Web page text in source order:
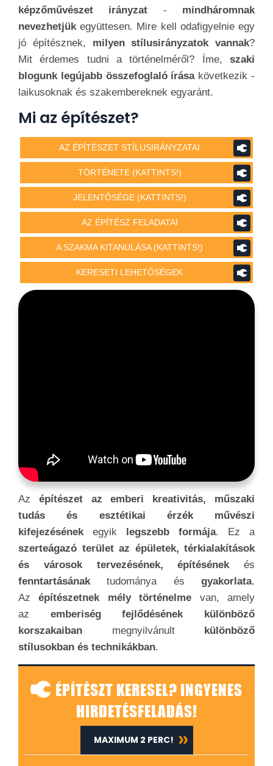
képzőművészet irányzat - mindháromnak
nevezhetjükegyüttesen. Mire kell odafigyelnie egy
jó építésznek, milyen stílusirányzatok vannak?
Mit érdemes tudni a történelméről? Íme, szaki
blogunk legújabb összefoglaló írásakövetkezik -
laikusoknak és szakembereknek egyaránt.
Mi az építészet?
AZ ÉPÍTÉSZET STÍLUSIRÁNYZATAI
TÖRTÉNETE (KATTINTS!)
JELENTŐSÉGE (KATTINTS!)
AZ ÉPÍTÉSZ FELADATAI
A SZAKMA KITANULÁSA (KATTINTS!)
KERESETI LEHETŐSÉGEK
Az építészet az emberi kreativitás, műszaki
tudás és esztétikai érzék művészi
kifejezésének egyik legszebb formája. Ez a
szerteágazó terület az épületek, térkialakítások
és városok tervezésének, építésének és
fenntartásánaktudománya ésgyakorlata.
Az építészetnek mély történelme van, amely
az emberiség fejlődésének különböző
korszakaiban megnyilvánult különböző
stílusokban és technikákban.
ÉPÍTÉSZT KERESEL? INGYENES
HIRDETÉSFELADÁS!
MAXIMUM 2 PERC!